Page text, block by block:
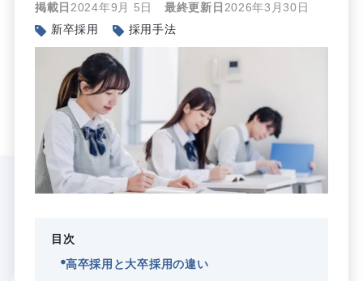
掲載日 2024年9月 5日 最終更新日 2026年3月30日
新卒採用
採用手法
目次
高卒採用と大卒採用の違い